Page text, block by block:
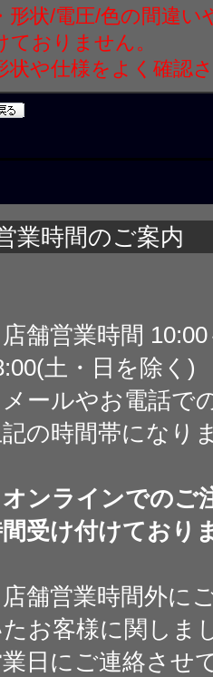
形状/電圧/色の間違
ておりません。
状や仕様をよく確認
業時間のご案内
店舗営業時間
土・日を除く)
メールやお電話で
の時間帯になり
ンラインでのご
受け付けており
店舗営業時間外に
お客様に関しま
日にご連絡させ